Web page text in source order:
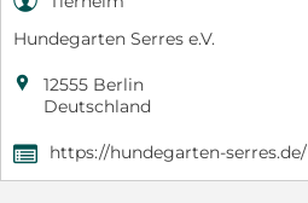
Hundegarten Serres e.V.

12555 Berlin
Deutschland
, https://hundegarten-serres.de/